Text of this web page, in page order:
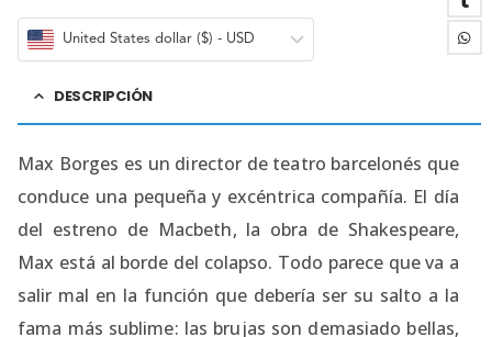
United States dollar ($) - USD
DESCRIPCIÓN
Max Borges es un director de teatro barcelonés que
conduce una pequeña y excéntrica compañía. El día
del estreno de Macbeth, la obra de Shakespeare,
Max está al borde del colapso. Todo parece que va a
salir mal en la función que debería ser su salto a la
fama más sublime: las brujas son demasiado bellas,